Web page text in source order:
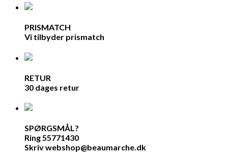
PRISMATCH
Vi tilbyder prismatch
RETUR
30 dages retur
SPØRGSMÅL?
Ring 55771430
Skriv webshop@beaumarche.dk